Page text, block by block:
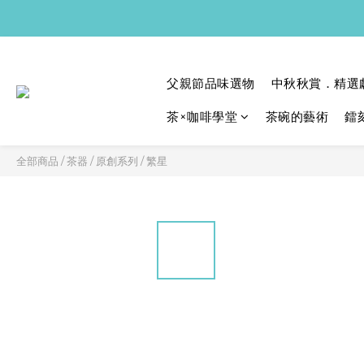
父親節品味選物 中秋秋賞．精選
茶×咖啡學堂 茶碗的藝術 鐳
全部商品 /茶器 / 原創系列 /繁星